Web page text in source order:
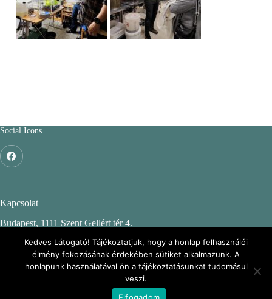
Social Icons
Kapcsolat
Budapest, 1111 Szent Gellért tér 4.
Budapesti Műszaki és Gazdaságtudományi Egyetem
CH. épület, 2. emelet 244.
Kedves Látogató! Tájékoztatjuk, hogy a honlap felhasználói
élmény fokozásának érdekében sütiket alkalmazunk. A
honlapunk használatával ön a tájékoztatásunkat tudomásul
veszi.
Elfogadom